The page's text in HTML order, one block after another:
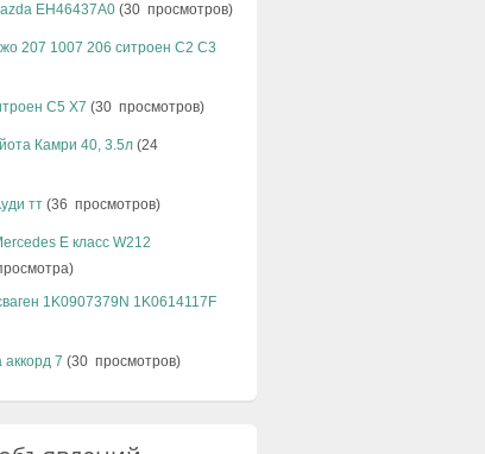
EH46437A0 (30 просмотров)
207 1007 206 ситроен С2 С3
C5 X7 (30 просмотров)
Камри 40, 3.5л (24
тт (36 просмотров)
E класс W212
1K0907379N 1K0614117F
аккорд 7 (30 просмотров)